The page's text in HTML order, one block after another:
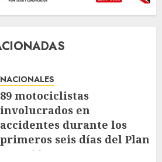
NACIONALES
89 motociclistas
involucrados en
accidentes durante los
primeros seis días del Plan
Vacación 2026